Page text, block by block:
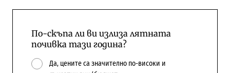
По-скъпа ли ви излиза лятната
почивка тази година?
Да, цените са значително по-високи и